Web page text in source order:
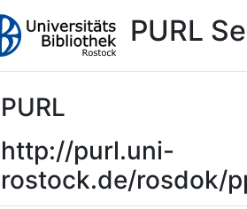
PURL
PURL
http://purl.uni-
rostock.de/rosdok/